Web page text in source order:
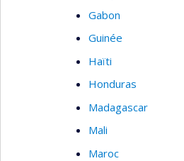
Gabon
Guinée
Haïti
Honduras
Madagascar
Mali
Maroc